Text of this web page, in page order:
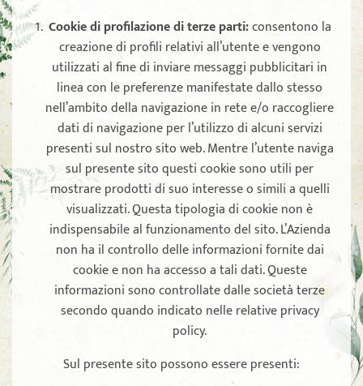
Cookie di profilazione di terze parti:consentono la
creazione di profili relativi all’utente e vengono
utilizzati al fine di inviare messaggi pubblicitari in
linea con le preferenze manifestate dallo stesso
nell’ambito della navigazione in rete e/o raccogliere
dati di navigazione per l’utilizzo di alcuni servizi
presenti sul nostro sito web. Mentre l’utente naviga
sul presente sito questi cookie sono utili per
mostrare prodotti di suo interesse o simili a quelli
visualizzati. Questa tipologia di cookie non è
indispensabile al funzionamento del sito. L’Azienda
non ha il controllo delle informazioni fornite dai
cookie e non ha accesso a tali dati. Queste
informazioni sono controllate dalle società terze
secondo quando indicato nelle relative privacy
policy.
Sul presente sito possono essere presenti: